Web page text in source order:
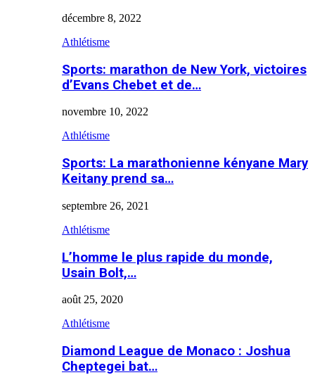
décembre 8, 2022
Athlétisme
Sports: marathon de New York, victoires
d’Evans Chebet et de…
novembre 10, 2022
Athlétisme
Sports: La marathonienne kényane Mary
Keitany prend sa…
septembre 26, 2021
Athlétisme
L’homme le plus rapide du monde,
Usain Bolt,…
août 25, 2020
Athlétisme
Diamond League de Monaco : Joshua
Cheptegei bat…